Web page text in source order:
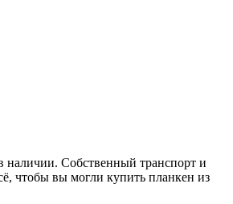
наличии. Собственный транспорт и
чтобы вы могли купить планкен из